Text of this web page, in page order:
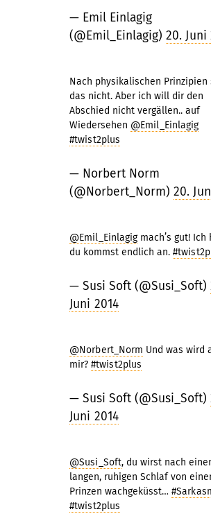
— Emil Einlagig
(@Emil_Einlagig) 20. Juni
Nach physikalischen
das nicht. Aber ich will dir den
Abschied nicht vergällen.. auf
Wiedersehen @Emil_Einlagig
#twist2plus
— Norbert Norm
(@Norbert_Norm) 20.
@Emil_Einlagig mach’s gut! Ich
du kommst endlich an.
— Susi Soft (@Susi_Soft)
Juni 2014
@Norbert_Norm Und was wird
mir? #twist2plus
— Susi Soft (@Susi_Soft)
Juni 2014
@Susi_Soft, du wirst nach
langen, ruhigen Schlaf von
Prinzen wachgeküsst…
#twist2plus